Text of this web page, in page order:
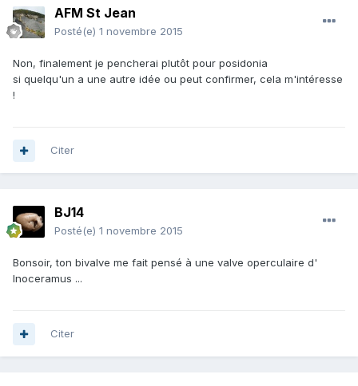
AFM St Jean
Posté(e) 1 novembre 2015
Non, finalement je pencherai plutôt pour posidonia
si quelqu'un a une autre idée ou peut confirmer, cela m'intéresse
!
Citer
BJ14
Posté(e) 1 novembre 2015
Bonsoir, ton bivalve me fait pensé à une valve operculaire d'
Inoceramus ...
Citer